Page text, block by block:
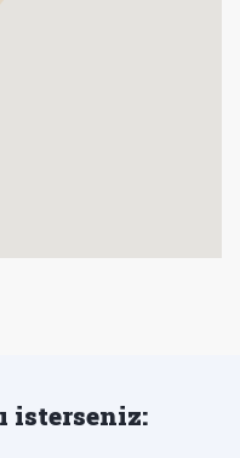
isterseniz: